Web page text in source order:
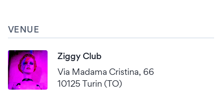
VENUE
Ziggy Club
Via Madama Cristina, 66
10125 Turin (TO)